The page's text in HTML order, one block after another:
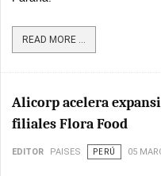
READ MORE ...
Alicorp acelera
filiales Flora Food
EDITOR PAISES PERÚ 05